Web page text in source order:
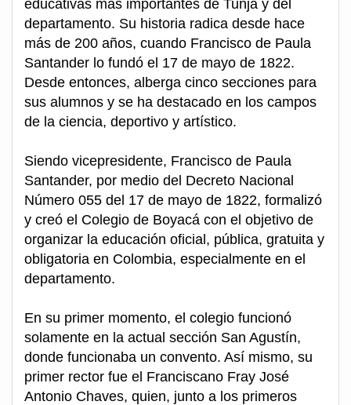
educativas más importantes de Tunja y del
departamento. Su historia radica desde hace
más de 200 años, cuando Francisco de Paula
Santander lo fundó el 17 de mayo de 1822.
Desde entonces, alberga cinco secciones para
sus alumnos y se ha destacado en los campos
de la ciencia, deportivo y artístico.
Siendo vicepresidente, Francisco de Paula
Santander, por medio del Decreto Nacional
Número 055 del 17 de mayo de 1822, formalizó
y creó el Colegio de Boyacá con el objetivo de
organizar la educación oficial, pública, gratuita y
obligatoria en Colombia, especialmente en el
departamento.
En su primer momento, el colegio funcionó
solamente en la actual sección San Agustín,
donde funcionaba un convento. Así mismo, su
primer rector fue el Franciscano Fray José
Antonio Chaves, quien, junto a los primeros